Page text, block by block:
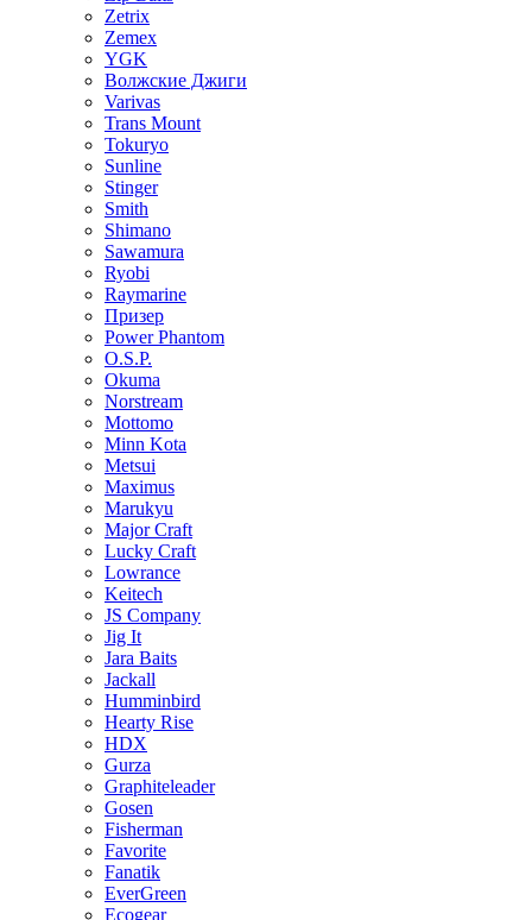
Zetrix
Zemex
YGK
Волжские Джиги
Varivas
Trans Mount
Tokuryo
Sunline
Stinger
Smith
Shimano
Sawamura
Ryobi
Raymarine
Призер
Power Phantom
O.S.P.
Okuma
Norstream
Mottomo
Minn Kota
Metsui
Maximus
Marukyu
Major Craft
Lucky Craft
Lowrance
Keitech
JS Company
Jig It
Jara Baits
Jackall
Humminbird
Hearty Rise
HDX
Gurza
Graphiteleader
Gosen
Fisherman
Favorite
Fanatik
EverGreen
Ecogear